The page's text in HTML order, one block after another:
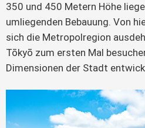
350 und 450 Metern Höhe
umliegenden Bebauung. Von
sich die Metropolregion
Tōkyō zum ersten Mal
Dimensionen der Stadt